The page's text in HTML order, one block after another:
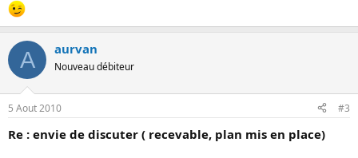
A aurvan
Nouveau débiteur
5 Aout 2010 #3
Re : envie de discuter ( recevable, plan mis en place)